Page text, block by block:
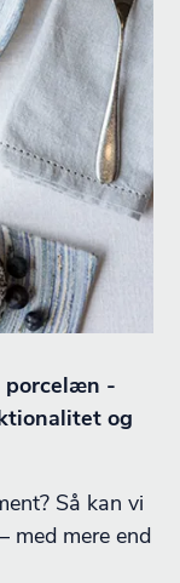
porcelæn -
og
Så kan vi
med mere end